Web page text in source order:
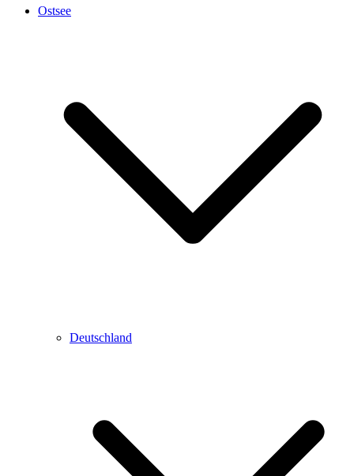
Ostsee
Deutschland